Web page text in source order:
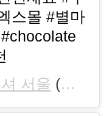
스몰 #별마
서울 (@teuscher_seoul)